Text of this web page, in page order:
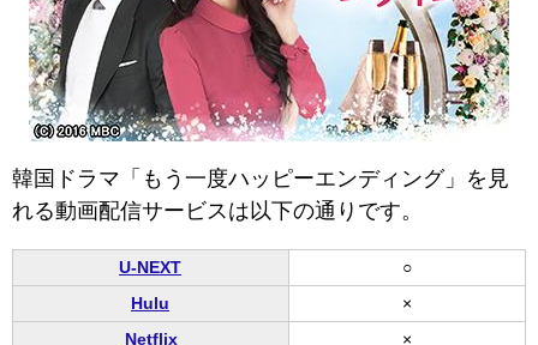
韓国ドラマ「もう一度ハッピーエンディング」を見
れる動画配信サービスは以下の通りです。
U-NEXT
○
Hulu
×
Netflix
×